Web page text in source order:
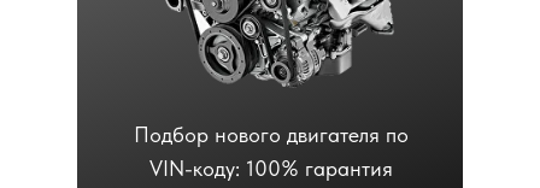
Подбор нового двигателя по
VIN-коду: 100% гарантия